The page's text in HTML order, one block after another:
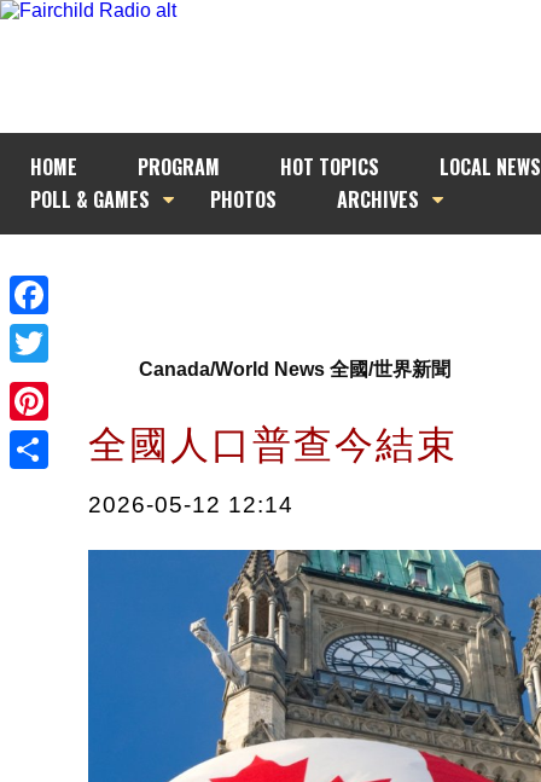
HOME PROGRAM HOT TOPICS
LOCAL NEWS
POLL & GAMES
PHOTOS ARCHIVES
Facebook
Twitter
Pinterest
Canada/World News 全國/世界新聞
全國人口普查今結束
2026-05-12 12:14